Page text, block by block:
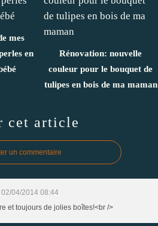
mes
en
Rénovation: nouvelle
couleur pour le bouquet de
tulipes en bois de ma maman
cet article
un commentaire
02/04/2014 08:44
et toujours de jolies boîtes!<br />